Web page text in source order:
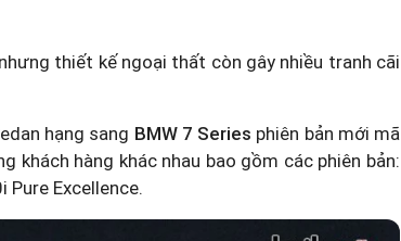
thiết kế ngoại thất còn gây nhiều tranh cãi
hạng sang BMW 7 Series phiên bản mới mã
khách hàng khác nhau bao gồm các phiên bản:
Pure Excellence.